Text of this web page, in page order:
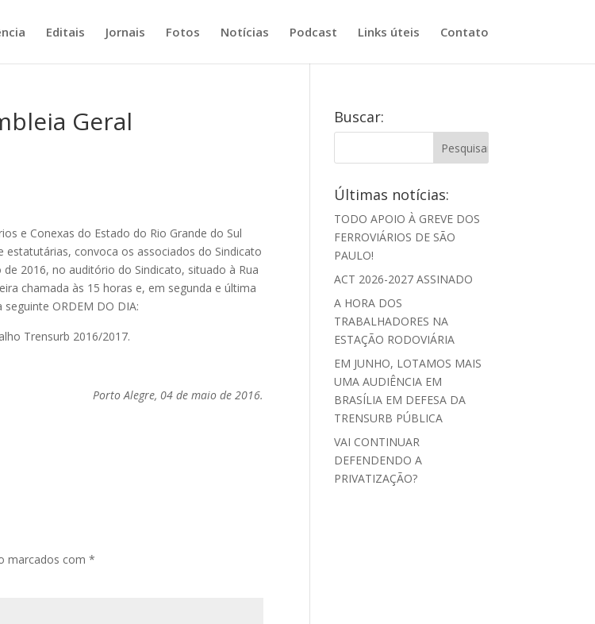
Editais Jornais Fotos Notícias Podcast Links úteis Contato
Geral
e Conexas do Estado do Rio Grande do Sul
estatutárias, convoca os associados do Sindicato
2016, no auditório do Sindicato, situado à Rua
chamada às 15 horas e, em segunda e última
ORDEM DO DIA:
Trensurb 2016/2017.
Porto Alegre, 04 de maio de 2016.
marcados com*
Buscar:
Últimas notícias:
TODO APOIO À GREVE DOS
FERROVIÁRIOS DE SÃO
PAULO!
ACT 2026-2027 ASSINADO
A HORA DOS
TRABALHADORES NA
ESTAÇÃO RODOVIÁRIA
EM JUNHO, LOTAMOS MAIS
UMA AUDIÊNCIA EM
BRASÍLIA EM DEFESA DA
TRENSURB PÚBLICA
VAI CONTINUAR
DEFENDENDO A
PRIVATIZAÇÃO?